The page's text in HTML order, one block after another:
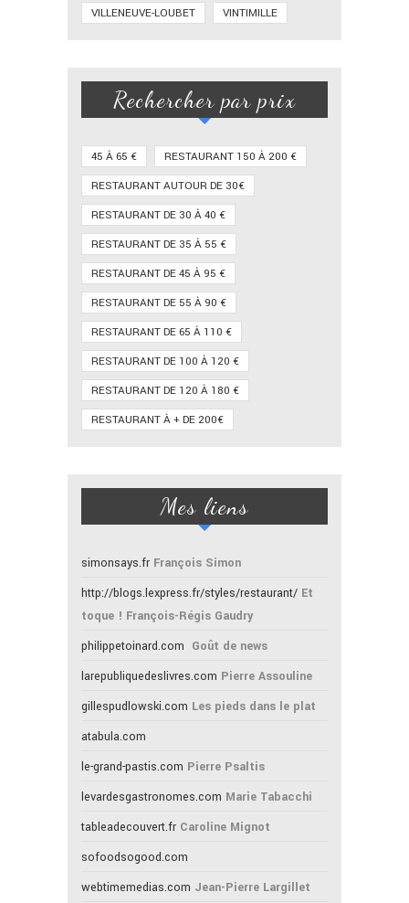
VILLENEUVE-LOUBET
VINTIMILLE
Rechercher par prix
45 À 65 €
RESTAURANT 150 À 200 €
RESTAURANT AUTOUR DE 30€
RESTAURANT DE 30 À 40 €
RESTAURANT DE 35 À 55 €
RESTAURANT DE 45 À 95 €
RESTAURANT DE 55 À 90 €
RESTAURANT DE 65 À 110 €
RESTAURANT DE 100 À 120 €
RESTAURANT DE 120 À 180 €
RESTAURANT À + DE 200€
Mes liens
simonsays.fr François Simon
http://blogs.lexpress.fr/styles/restaurant/ Et
toque ! François-Régis Gaudry
philippetoinard.com Goût de news
larepubliquedeslivres.com Pierre Assouline
gillespudlowski.com Les pieds dans le plat
atabula.com
le-grand-pastis.com Pierre Psaltis
levardesgastronomes.com Marie Tabacchi
tableadecouvert.fr Caroline Mignot
sofoodsogood.com
webtimemedias.com Jean-Pierre Largillet